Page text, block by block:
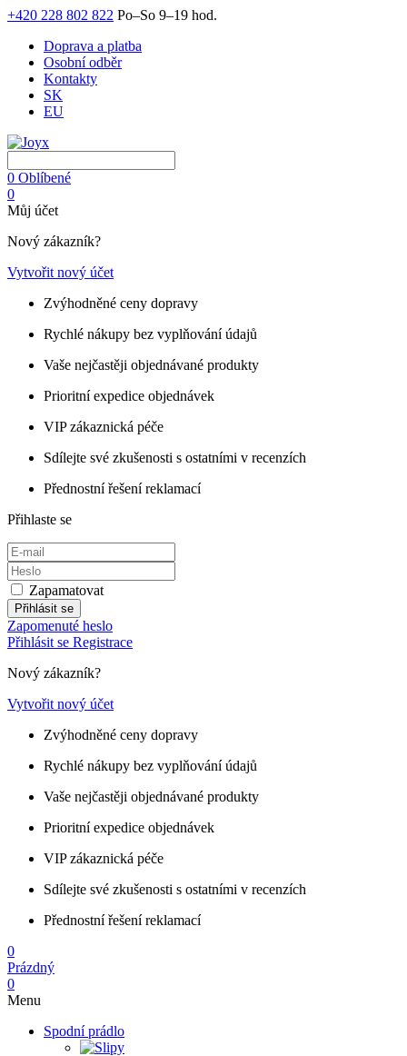
+420 228 802 822 Po–So 9–19 hod.
Doprava a platba
Osobní odběr
Kontakty
SK
EU
0 Oblíbené
0
Můj účet
Nový zákazník?
Vytvořit nový účet
Zvýhodněné ceny dopravy
Rychlé nákupy bez vyplňování údajů
Vaše nejčastěji objednávané produkty
Prioritní expedice objednávek
VIP zákaznická péče
Sdílejte své zkušenosti s ostatními v recenzích
Přednostní řešení reklamací
Přihlaste se
Zapamatovat
Přihlásit se
Zapomenuté heslo
Přihlásit se Registrace
Nový zákazník?
Vytvořit nový účet
Zvýhodněné ceny dopravy
Rychlé nákupy bez vyplňování údajů
Vaše nejčastěji objednávané produkty
Prioritní expedice objednávek
VIP zákaznická péče
Sdílejte své zkušenosti s ostatními v recenzích
Přednostní řešení reklamací
0
Prázdný
0
Menu
Spodní prádlo